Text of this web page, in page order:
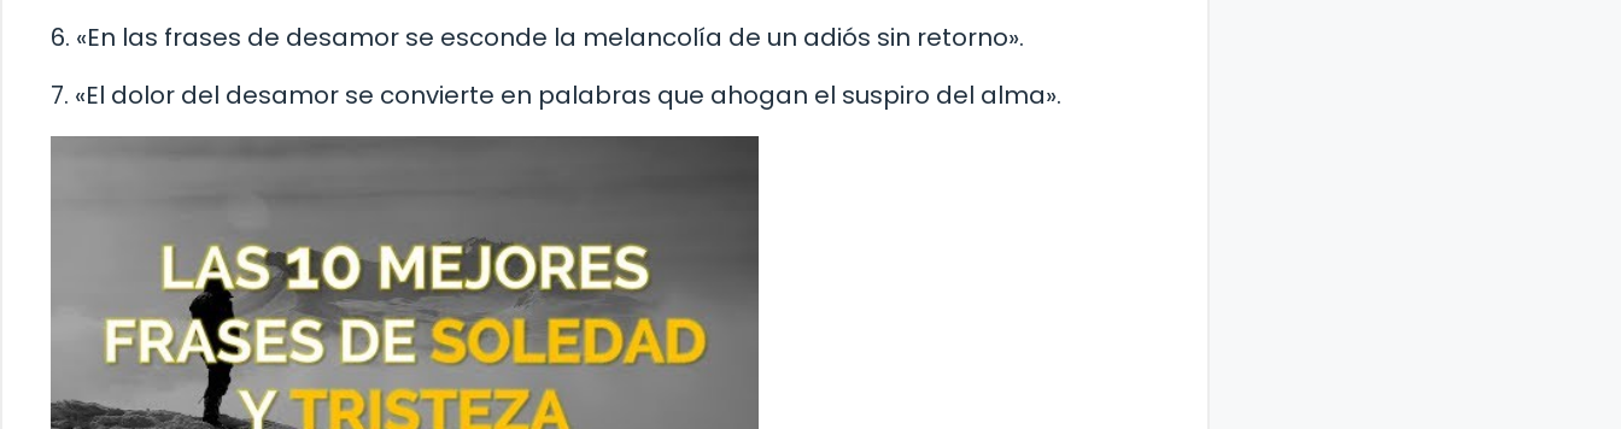
6. «En las frases de desamor se esconde la melancolía de un adiós sin retorno».
7. «El dolor del desamor se convierte en palabras que ahogan el suspiro del alma».